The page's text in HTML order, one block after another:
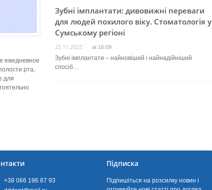
ежедневное
рта,
для
Зубні імплантати: дивовижні переваги
для людей похилого віку. Стоматологія у
Сумському регіоні
25.11.2023 at 16:09
Зубні імплантати – найновіший і найнадійніший
спосіб…
+38 066 196 87 93
Підписка
Підпишіться на розсилку новин і